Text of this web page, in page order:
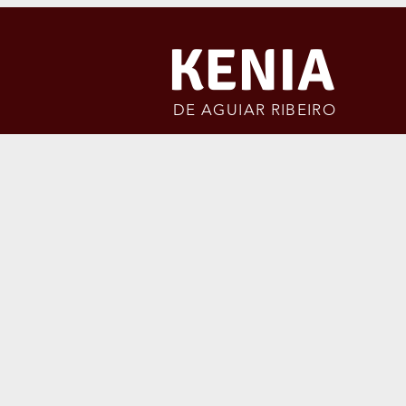
LES
KENIA
DE AGUIAR RIBEIRO